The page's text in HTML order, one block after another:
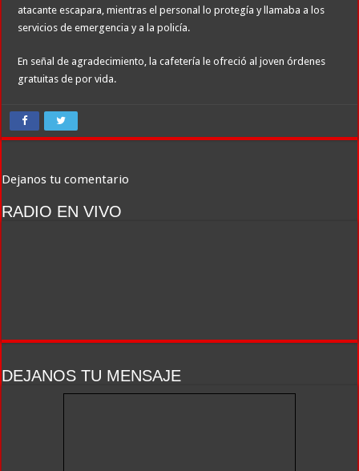
atacante escapara, mientras el personal lo protegía y llamaba a los
servicios de emergencia y a la policía.
En señal de agradecimiento, la cafetería le ofreció al joven órdenes
gratuitas de por vida.
Dejanos tu comentario
RADIO EN VIVO
DEJANOS TU MENSAJE